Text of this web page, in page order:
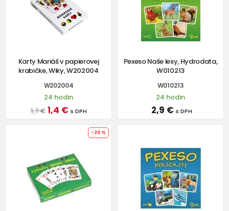
Karty Mariáš v papierovej
krabičke, Wiky, W202004
W202004
24 hodin
1,7 € 1,4 € s DPH
Pexeso Naše lesy, Hydrodata,
W010213
W010213
24 hodin
2,9 € s DPH
-20%